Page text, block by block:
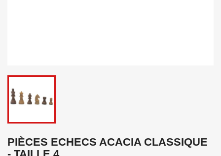
PIÈCES ECHECS ACACIA CLASSIQUE